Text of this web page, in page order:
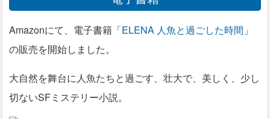
Amazonにて、電子書籍「ELENA 人魚と過ごした時間 」
の販売を開始しました。
大自然を舞台に人魚たちと過ごす、壮大で、美しく、少し
切ないSFミステリー小説。